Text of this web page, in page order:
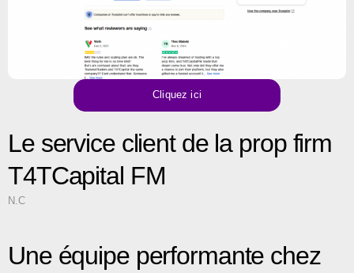
Cliquez ici
Le service client de la prop firm
T4TCapital FM
N.C
Une équipe performante chez